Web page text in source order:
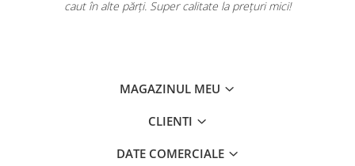
caut în alte părți. Super calitate la prețuri mici!
MAGAZINUL MEU
CLIENTI
DATE COMERCIALE